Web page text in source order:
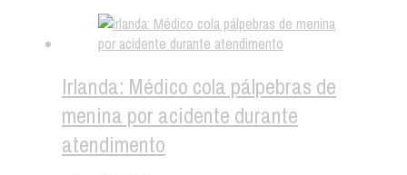
Irlanda: Médico cola pálpebras de
menina por acidente durante
atendimento